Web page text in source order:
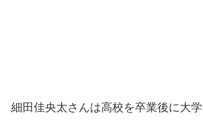
細田佳央太さんは高校を卒業後に大学